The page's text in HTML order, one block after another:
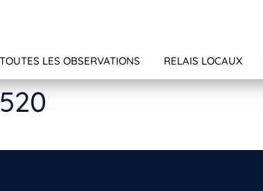
TOUTES LES OBSERVATIONS RELAIS LOCAUX